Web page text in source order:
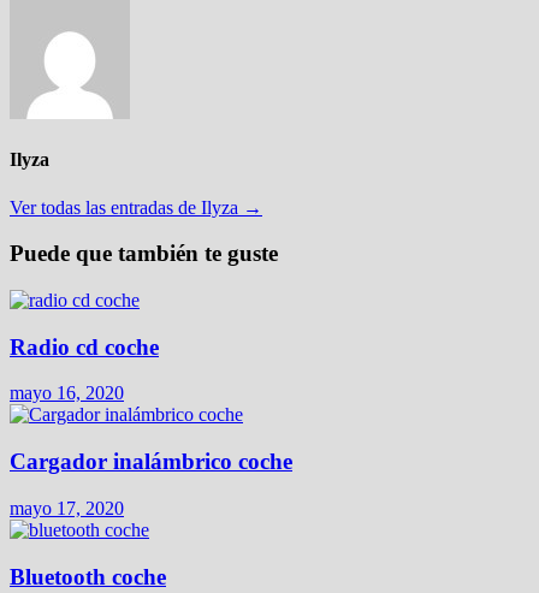
Ilyza
Ver todas las entradas de Ilyza →
Puede que también te guste
Radio cd coche
mayo 16, 2020
Cargador inalámbrico coche
mayo 17, 2020
Bluetooth coche